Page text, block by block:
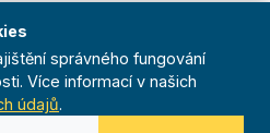
správného fungování
Více informací v našich
údajů.